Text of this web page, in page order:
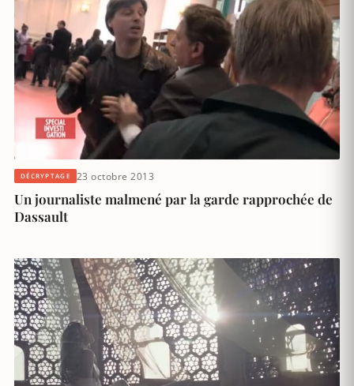
DÉCRYPTAGE 23 octobre 2013
Un journaliste malmené par la garde rapprochée de
Dassault